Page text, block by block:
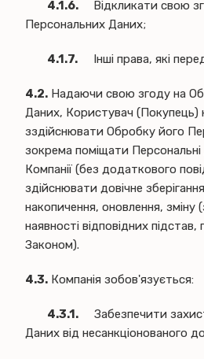
4.1.6.
Відкликати свою
Персональних Даних;
4.1.7. Інші права, які
4.2. Надаючи свою згоду на
Даних, Користувач (Покупець)
зздійснювати Обробку його
зокрема поміщати
Компанії (без додаткового
здійснювати довічне
накопичення, оновлення, зміну
наявності відповідних
Законом).
4.3. Компанія зобов'язується:
4.3.1. Забезпечити
Даних від несанкціонованого